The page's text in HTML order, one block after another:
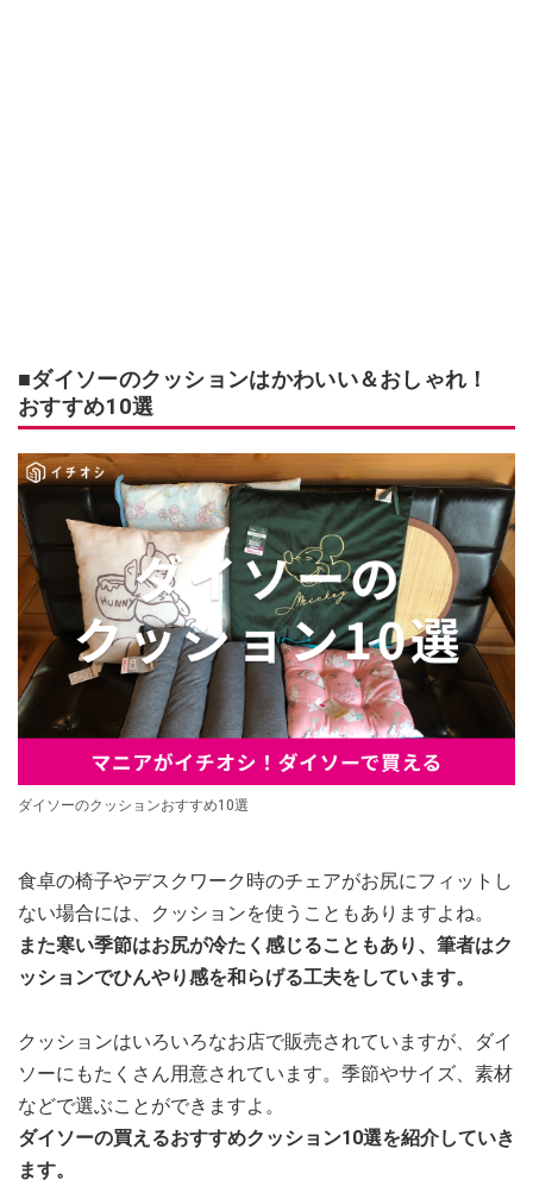
■ダイソーのクッションはかわいい＆おしゃれ！
おすすめ10選
ダイソーのクッションおすすめ10選
食卓の椅子やデスクワーク時のチェアがお尻にフィットし
ない場合には、クッションを使うこともありますよね。
また寒い季節はお尻が冷たく感じることもあり、筆者はク
ッションでひんやり感を和らげる工夫をしています。
クッションはいろいろなお店で販売されていますが、ダイ
ソーにもたくさん用意されています。季節やサイズ、素材
などで選ぶことができますよ。
ダイソーの買えるおすすめクッション10選を紹介していき
ます。